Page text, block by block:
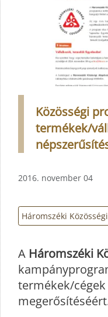
Közösségi
termékek/
2016. november 04
Háromszéki
A Háromszéki
termékek/cégek